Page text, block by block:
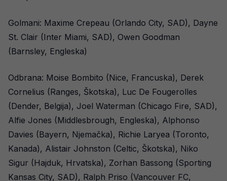
Golmani: Maxime Crepeau (Orlando City, SAD), Dayne
St. Clair (Inter Miami, SAD), Owen Goodman
(Barnsley, Engleska)
Odbrana: Moise Bombito (Nice, Francuska), Derek
Cornelius (Ranges, Škotska), Luc De Fougerolles
(Dender, Belgija), Joel Waterman (Chicago Fire, SAD),
Alfie Jones (Middlesbrough, Engleska), Alphonso
Davies (Bayern, Njemačka), Richie Laryea (Toronto,
Kanada), Alistair Johnston (Celtic, Škotska), Niko
Sigur (Hajduk, Hrvatska), Zorhan Bassong (Sporting
Kansas City, SAD), Ralph Priso (Vancouver FC,